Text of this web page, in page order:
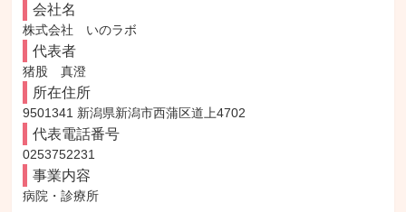
会社名
株式会社　いのラボ
代表者
猪股　真澄
所在住所
9501341 新潟県新潟市西蒲区道上4702
代表電話番号
0253752231
事業内容
病院・診療所